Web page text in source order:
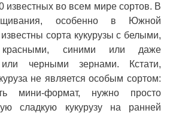
известных во всем мире сортов. В
особенно в Южной
сорта кукурузы с белыми,
красными, синими или даже
черными зернами. Кстати,
не является особым сортом:
мини-формат, нужно просто
сладкую кукурузу на ранней